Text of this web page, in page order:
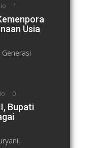
1
Usia
0
Bupati